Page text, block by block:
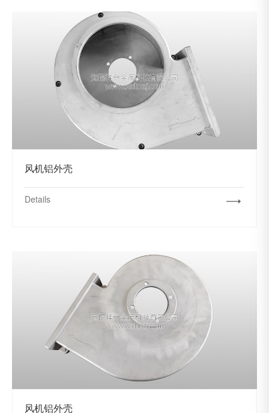
风机铝外壳
Details
风机铝外壳